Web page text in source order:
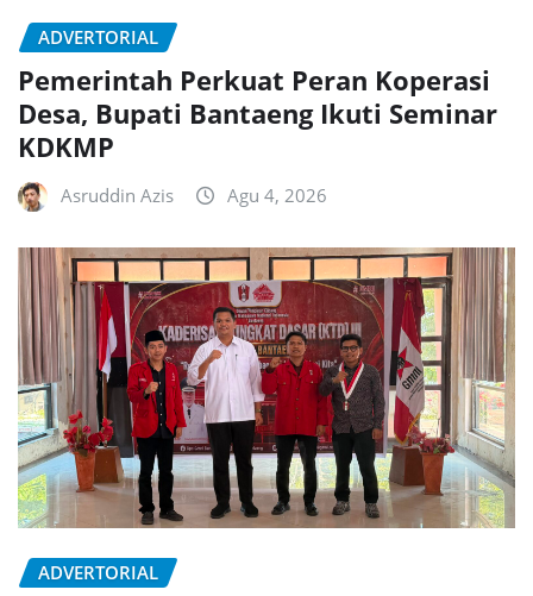
ADVERTORIAL
Pemerintah Perkuat Peran Koperasi
Desa, Bupati Bantaeng Ikuti Seminar
KDKMP
Asruddin Azis Agu 4, 2026
ADVERTORIAL